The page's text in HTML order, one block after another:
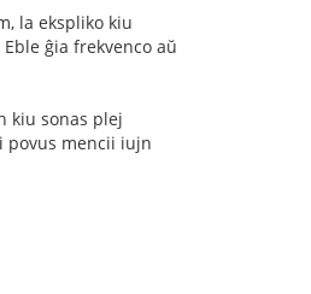
la ekspliko kiu
ĝia frekvenco aŭ
kiu sonas plej
povus mencii iujn